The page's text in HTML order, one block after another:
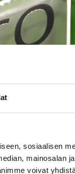
sosiaalisen
mainosalan
voivat